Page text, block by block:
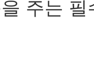
주는 필